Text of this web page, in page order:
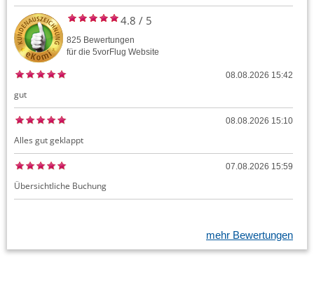
4.8 / 5
825 Bewertungen
für die 5vorFlug Website
08.08.2026 15:42
gut
08.08.2026 15:10
Alles gut geklappt
07.08.2026 15:59
Übersichtliche Buchung
mehr Bewertungen